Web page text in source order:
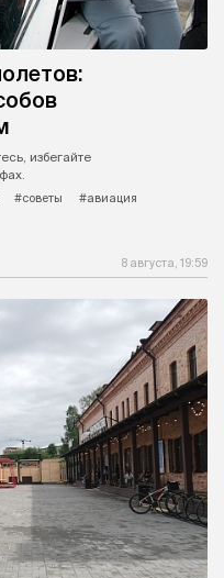
избегайте
#советы
#авиация
8 августа, 19:59